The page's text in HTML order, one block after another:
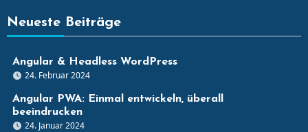
Neueste Beiträge
Angular & Headless WordPress
24. Februar 2024
Angular PWA: Einmal entwickeln, überall
beeindrucken
24. Januar 2024